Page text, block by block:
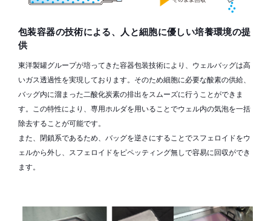
包装容器の技術による、人と細胞に優しい培養環境の提
供
東洋製罐グループが培ってきた容器包装技術により、ウェルバッグは高
いガス透過性を実現しております。そのため細胞に必要な酸素の供給、
バッグ内に溜まった二酸化炭素の排出をスムーズに行うことができま
す。この特性により、専用ホルダを用いることでウェル内の気泡を一括
除去することが可能です。
また、閉鎖系であるため、バッグを逆さにすることでスフェロイドをウ
ェルから外し、スフェロイドをピペッティング無しで容易に回収ができ
ます。